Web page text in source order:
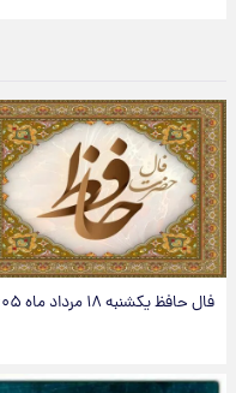
فال حافظ یکشنبه ۱۸ مرداد ماه ۱۴۰۵